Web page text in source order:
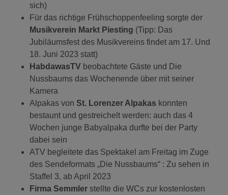
sich)
Für das richtige Frühschoppenfeeling sorgte der
Musikverein Markt Piesting (Tipp: Das
Jubiläumsfest des Musikvereins findet am 17. Und
18. Juni 2023 statt)
HabdawasTV beobachtete Gäste und Die
Nussbaums das Wochenende über mit seiner
Kamera
Alpakas von St. Lorenzer Alpakas konnten
bestaunt und gestreichelt werden: auch das 4
Wochen junge Babyalpaka durfte bei der Party
dabei sein
ATV begleitete das Spektakel am Freitag im Zuge
des Sendeformats „Die Nussbaums“ : Zu sehen in
Staffel 3, ab April 2023
Firma Semmler stellte die WCs zur kostenlosten